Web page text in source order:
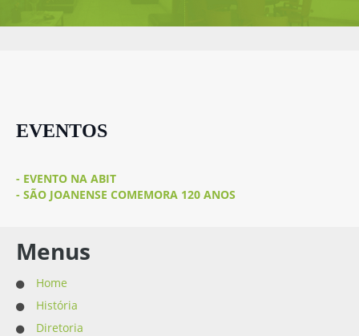
Legislação
Contato
EVENTOS
- EVENTO NA ABIT
- SÃO JOANENSE COMEMORA 120 ANOS
Menus
Home
História
Diretoria